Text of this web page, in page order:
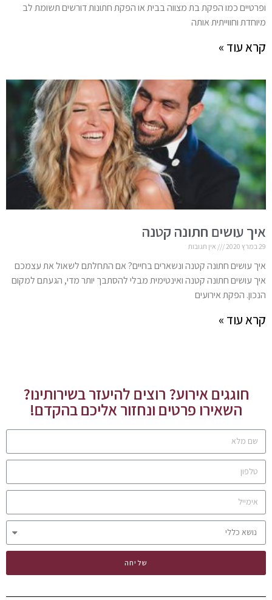
ופרטיים כמו הפקת בת מצווה בבית או הפקת חתונות דורשים תשומת לב
מיוחדת וחווייתית אותה
קרא עוד »
איך עושים חתונה קטנה
29 במרץ 2020 אין תגובות
איך עושים חתונה קטנה ונשארים בחיים? אם התחלתם לשאול את עצמכם
איך עושים חתונה קטנה ואינטימית מבלי להסתבך יותר מדי, הגעתם למקום
הנכון. הפקת אירועים
קרא עוד »
חוגגים אירוע? רוצים להיעזר בשירותינו?
השאירו פרטים ונחזור אליכם בהקדם!
שליחה